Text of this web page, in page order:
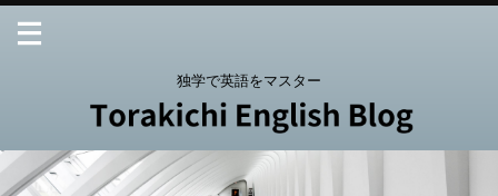
独学で英語をマスター